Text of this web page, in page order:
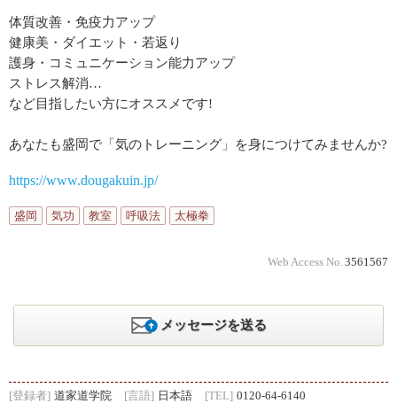
体質改善・免疫力アップ
健康美・ダイエット・若返り
護身・コミュニケーション能力アップ
ストレス解消…
など目指したい方にオススメです!
あなたも盛岡で「気のトレーニング」を身につけてみませんか?
https://www.dougakuin.jp/
盛岡 気功 教室 呼吸法 太極拳
Web Access No. 3561567
メッセージを送る
[登録者] 道家道学院 [言語] 日本語 [TEL] 0120-64-6140